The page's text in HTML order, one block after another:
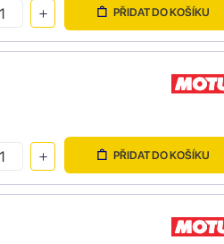
PŘIDAT DO KOŠÍKU
PŘIDAT DO KOŠÍKU